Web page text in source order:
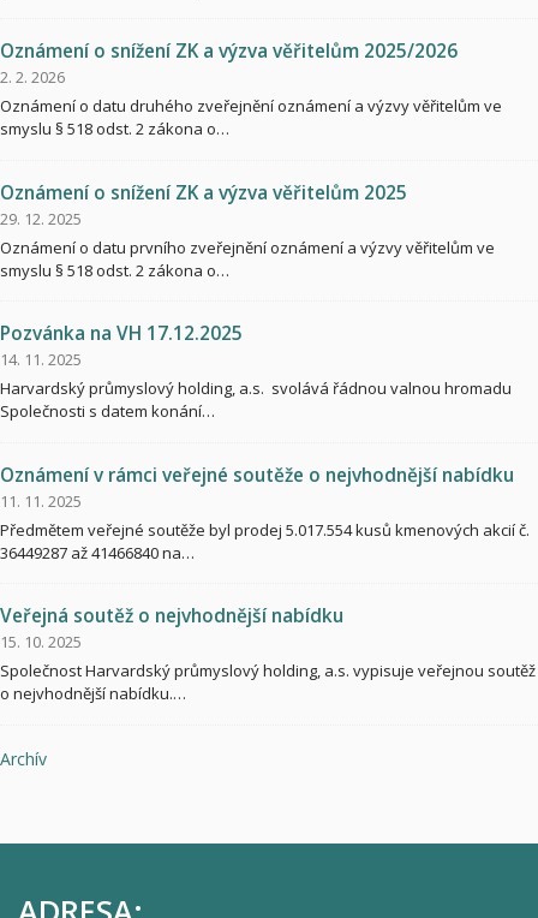
Oznámení o snížení ZK a výzva věřitelům 2025/2026
2. 2. 2026
Oznámení o datu druhého zveřejnění oznámení a výzvy věřitelům ve
smyslu § 518 odst. 2 zákona o…
Oznámení o snížení ZK a výzva věřitelům 2025
29. 12. 2025
Oznámení o datu prvního zveřejnění oznámení a výzvy věřitelům ve
smyslu § 518 odst. 2 zákona o…
Pozvánka na VH 17.12.2025
14. 11. 2025
Harvardský průmyslový holding, a.s. svolává řádnou valnou hromadu
Společnosti s datem konání…
Oznámení v rámci veřejné soutěže o nejvhodnější nabídku
11. 11. 2025
Předmětem veřejné soutěže byl prodej 5.017.554 kusů kmenových akcií č.
36449287 až 41466840 na…
Veřejná soutěž o nejvhodnější nabídku
15. 10. 2025
Společnost Harvardský průmyslový holding, a.s. vypisuje veřejnou soutěž
o nejvhodnější nabídku.…
Archív